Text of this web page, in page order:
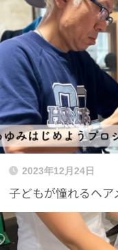
2023年12月24日
子どもが憧れるヘア